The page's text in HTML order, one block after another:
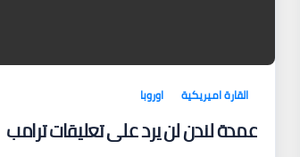
القارة اميريكية اوروبا
عمدة لندن لن يرد على تعليقات ترامب